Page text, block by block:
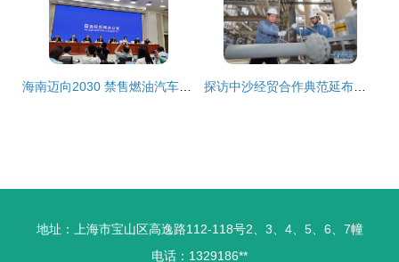
地址：上海市宝山区高逸路112-118号2、3、4、5、6、7幢
电话：1329186**